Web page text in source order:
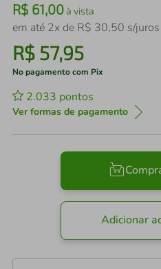
R$ 61,00à vista
em até 2x de R$ 30,50 s/juros
R$ 57,95
No pagamento com Pix
2.033 pontos
Ver formas de pagamento
Adicionar